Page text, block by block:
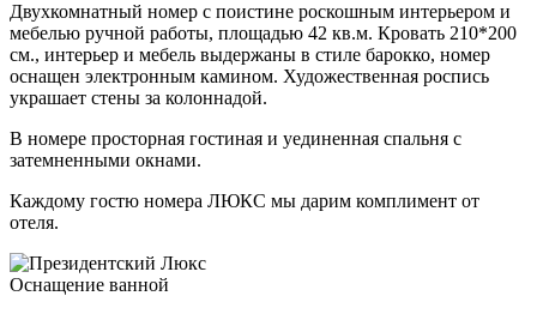
Двухкомнатный номер с поистине роскошным интерьером и
мебелью ручной работы, площадью 42 кв.м. Кровать 210*200
см., интерьер и мебель выдержаны в стиле барокко, номер
оснащен электронным камином. Художественная роспись
украшает стены за колоннадой.
В номере просторная гостиная и уединенная спальня с
затемненными окнами.
Каждому гостю номера ЛЮКС мы дарим комплимент от
отеля.
Оснащение ванной